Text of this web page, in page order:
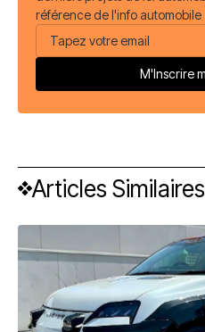
référence de l'info automobile
Articles Similaires